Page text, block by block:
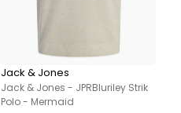
Jack & Jones
Jack & Jones - JPRBluriley Strik
Polo - Mermaid